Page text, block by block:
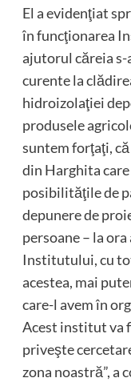
El a evidenţiat
în funcţionarea
ajutorul căreia
curente la
hidroizolaţiei
produsele
suntem forţaţi,
din Harghita
posibilităţile de
depunere de
persoane – la
Institutului, cu
acestea, mai
care-l avem în
Acest institut va
priveşte
zona noastră”, a